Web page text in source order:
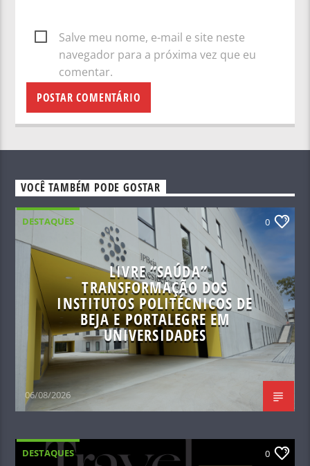
Salve meu nome, e-mail e site neste
navegador para a próxima vez que eu
comentar.
VOCÊ TAMBÉM PODE GOSTAR
DESTAQUES 0
LIVRE “SAÚDA”
TRANSFORMAÇÃO DOS
INSTITUTOS POLITÉCNICOS DE
BEJA E PORTALEGRE EM
UNIVERSIDADES
06/08/2026
DESTAQUES 0